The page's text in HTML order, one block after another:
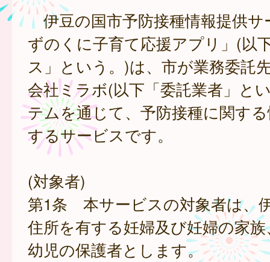
伊豆の国市予防接種情報提供サ
ずのくに子育て応援アプリ」(以
ス」という。)は、市が業務委託
会社ミラボ(以下「委託業者」と
テムを通じて、予防接種に関す
するサービスです。
(対象者)
第1条 本サービスの対象者は、
住所を有する妊婦及び妊婦の家
幼児の保護者とします。